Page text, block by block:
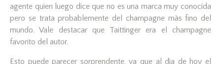
agente quien luego dice que no es una marca muy conocida
pero se trata probablemente del champagne màs fino del
mundo. Vale destacar que Taittinger era el champagne
favorito del autor.
Esto puede parecer sorprendente, ya que al dìa de hoy el